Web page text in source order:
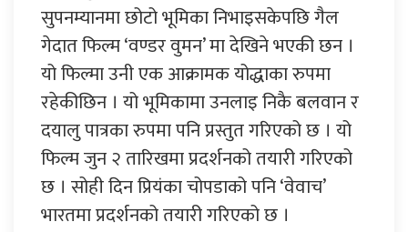
सुपनम्यानमा छोटो भूमिका निभाइसकेपछि गैल
गेदात फिल्म ‘वण्डर वुमन’ मा देखिने भएकी छन ।
यो फिल्मा उनी एक आक्रामक योद्धाका रुपमा
रहेकीछिन । यो भूमिकामा उनलाइ निकै बलवान र
दयालु पात्रका रुपमा पनि प्रस्तुत गरिएको छ । यो
फिल्म जुन २ तारिखमा प्रदर्शनको तयारी गरिएको
छ । सोही दिन प्रियंका चोपडाको पनि ‘वेवाच’
भारतमा प्रदर्शनको तयारी गरिएको छ ।